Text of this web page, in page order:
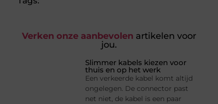
Verken onze aanbevolen artikelen voor
jou.
Slimmer kabels kiezen voor
thuis en op het werk
Een verkeerde kabel komt altijd
ongelegen. De connector past
net niet, de kabel is een paar